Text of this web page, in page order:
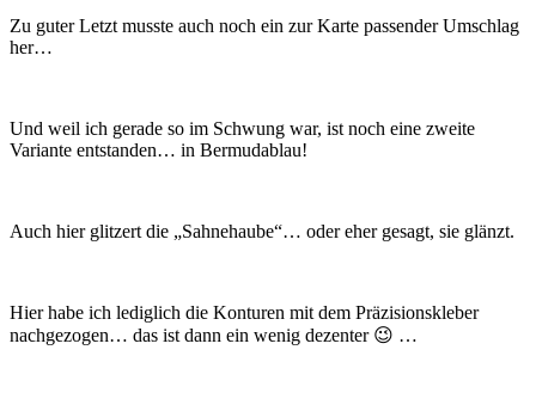
Zu guter Letzt musste auch noch ein zur Karte passender Umschlag
her…
Und weil ich gerade so im Schwung war, ist noch eine zweite
Variante entstanden… in Bermudablau!
Auch hier glitzert die „Sahnehaube“… oder eher gesagt, sie glänzt.
Hier habe ich lediglich die Konturen mit dem Präzisionskleber
nachgezogen… das ist dann ein wenig dezenter 😉 …